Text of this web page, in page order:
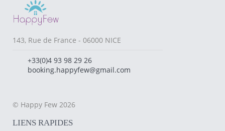
143, Rue de France - 06000 NICE
+33(0)4 93 98 29 26
booking.happyfew@gmail.com
© Happy Few 2026
LIENS RAPIDES